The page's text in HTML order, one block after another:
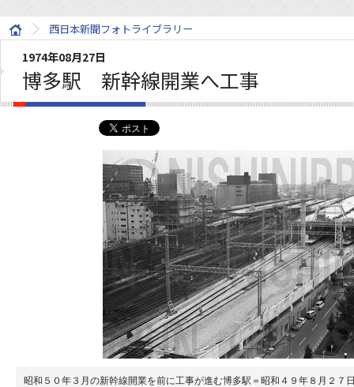
西日本新聞フォトライブラリー
1974年08月27日
博多駅 新幹線開業へ工事
昭和５０年３月の新幹線開業を前に工事が進む博多駅＝昭和４９年８月２７